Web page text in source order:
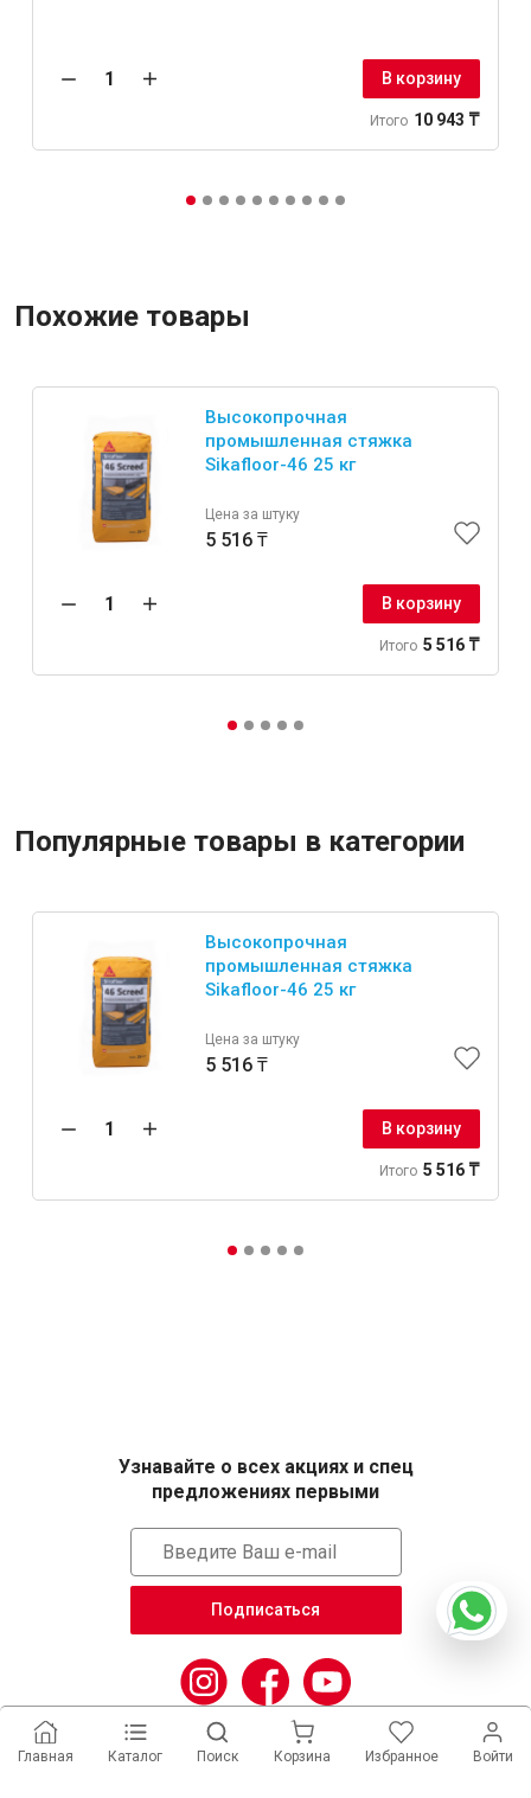
В корзину
Итого 10 943 ₸
Похожие товары
Высокопрочная
промышленная стяжка
Sikafloor-46 25 кг
Цена за штуку
5 516 ₸
В корзину
Итого 5 516 ₸
Популярные товары в категории
Высокопрочная
промышленная стяжка
Sikafloor-46 25 кг
Цена за штуку
5 516 ₸
В корзину
Итого 5 516 ₸
Узнавайте о всех акциях и спец
предложениях первыми
Подписаться
Главная Каталог Поиск Корзина Избранное Войти